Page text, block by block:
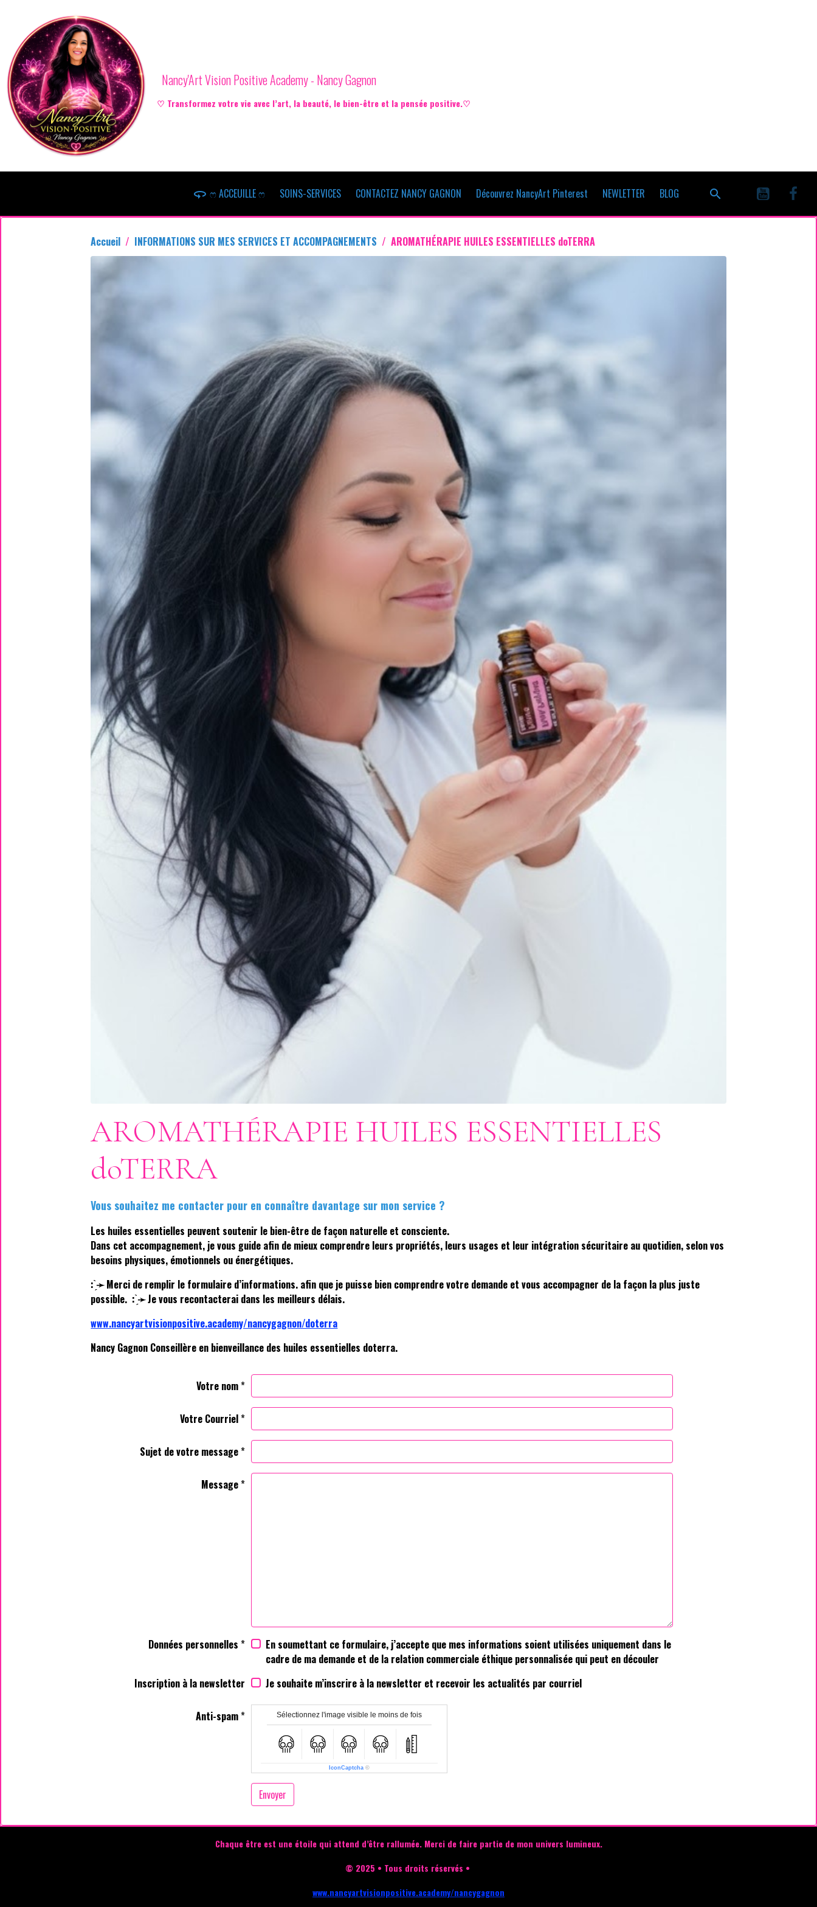
Nancy'Art Vision Positive Academy - Nancy Gagnon
♡ Transformez votre vie avec l’art, la beauté, le bien-être et la pensée positive.♡
ෆ ACCEUILLE ෆ SOINS-SERVICES CONTACTEZ NANCY GAGNON Découvrez NancyArt Pinterest NEWLETTER BLOG
Accueil INFORMATIONS SUR MES SERVICES ET ACCOMPAGNEMENTS AROMATHÉRAPIE HUILES ESSENTIELLES doTERRA
AROMATHÉRAPIE HUILES ESSENTIELLES
doTERRA
Vous souhaitez me contacter pour en connaître davantage sur mon service ?
Les huiles essentielles peuvent soutenir le bien-être de façon naturelle et consciente.
Dans cet accompagnement, je vous guide afin de mieux comprendre leurs propriétés, leurs usages et leur intégration sécuritaire au quotidien, selon vos
besoins physiques, émotionnels ou énergétiques.
: ̗̀➛ Merci de remplir le formulaire d’informations. afin que je puisse bien comprendre votre demande et vous accompagner de la façon la plus juste
possible. : ̗̀➛ Je vous recontacterai dans les meilleurs délais.
www.nancyartvisionpositive.academy/nancygagnon/doterra
Nancy Gagnon Conseillère en bienveillance des huiles essentielles doterra.
Votre nom
Votre Courriel
Sujet de votre message
Message
Données personnelles
En soumettant ce formulaire, j’accepte que mes informations soient utilisées uniquement dans le
cadre de ma demande et de la relation commerciale éthique personnalisée qui peut en découler
Inscription à la newsletter
Je souhaite m’inscrire à la newsletter et recevoir les actualités par courriel
Anti-spam Sélectionnez l'image visible le moins de fois
IconCaptcha ©
Envoyer
Chaque être est une étoile qui attend d’être rallumée. Merci de faire partie de mon univers lumineux.
© 2025 • Tous droits réservés •
www.nancyartvisionpositive.academy/nancygagnon